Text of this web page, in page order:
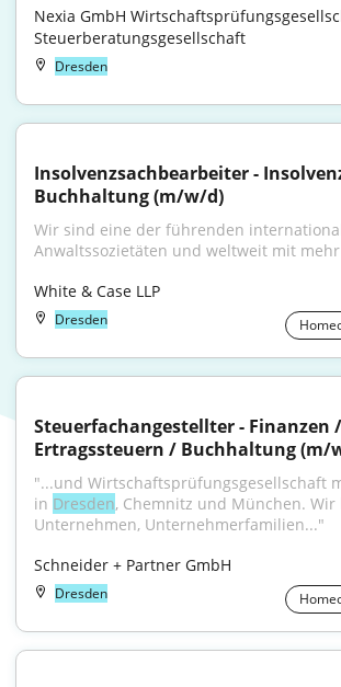
Nexia GmbH
Steuerberatungsgesellschaft
Dresden
Insolvenzsachbearbeiter -
Buchhaltung (m/w/d)
Wir sind eine der führenden
Anwaltssozietäten und weltweit mit mehr
White & Case LLP
Dresden
Steuerfachangestellter - Finanzen /
Ertragssteuern / Buchhaltung (m/
"...und Wirtschaftsprüfungsgesellschaft
in Dresden, Chemnitz und München. Wir
Unternehmen, Unternehmerfamilien..."
Schneider + Partner GmbH
Dresden